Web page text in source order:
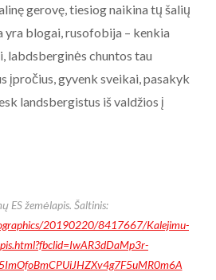
gerovę, tiesiog naikina tų šalių
yra blogai, rusofobija – kenkia
labdsberginės chuntos tau
įpročius, gyvenk sveikai, pasakyk
landsbergistus iš valdžios į
ES žemėlapis. Šaltinis:
20190220/8417667/Kalejimu-